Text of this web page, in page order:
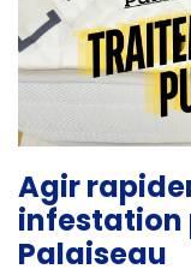
Agir
infestation
Palaiseau